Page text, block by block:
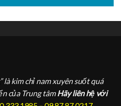
là kim chỉ nam xuyên suốt quá
của Trung tâm Hãy liên hệ với